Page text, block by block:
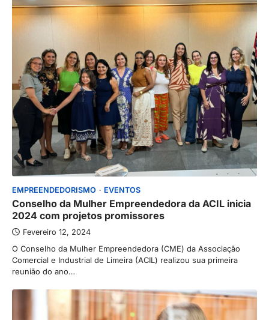
EMPREENDEDORISMO EVENTOS
Conselho da Mulher Empreendedora da ACIL inicia
2024 com projetos promissores
Fevereiro 12, 2024
O Conselho da Mulher Empreendedora (CME) da Associação
Comercial e Industrial de Limeira (ACIL) realizou sua primeira
reunião do ano…